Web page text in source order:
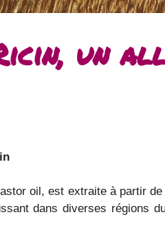
un
oil, est extraite à partir
dans diverses régions